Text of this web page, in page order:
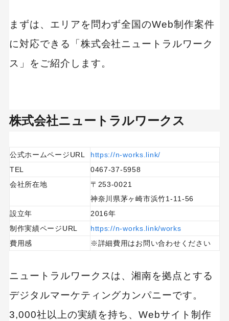
まずは、エリアを問わず全国のWeb制作案件
に対応できる「株式会社ニュートラルワーク
ス」をご紹介します。
株式会社ニュートラルワークス
公式ホームページURL
https://n-works.link/
TEL
0467-37-5958
会社所在地
〒253-0021
神奈川県茅ヶ崎市浜竹1-11-56
設立年
2016年
制作実績ページURL
https://n-works.link/works
費用感
※詳細費用はお問い合わせください
ニュートラルワークスは、湘南を拠点とする
デジタルマーケティングカンパニーです。
3,000社以上の実績を持ち、Webサイト制作